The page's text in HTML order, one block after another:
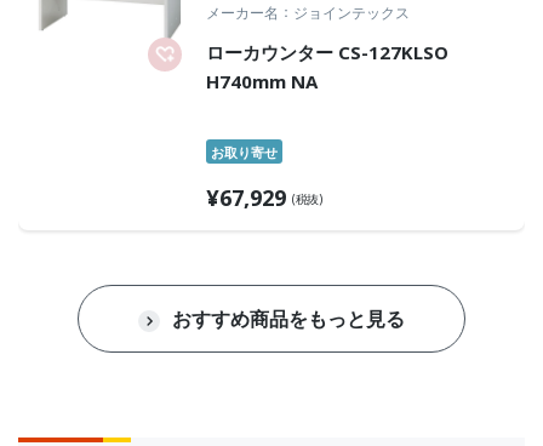
メーカー名 ジョインテックス
ローカウンター CS-127KLSO
H740mm NA
お取り寄せ
¥67,929 (税抜)
おすすめ商品をもっと見る